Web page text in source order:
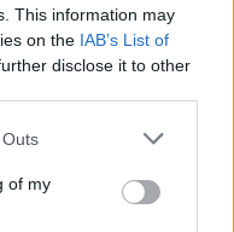
This information may
on the IAB’s List of
disclose it to other
of my
FINO